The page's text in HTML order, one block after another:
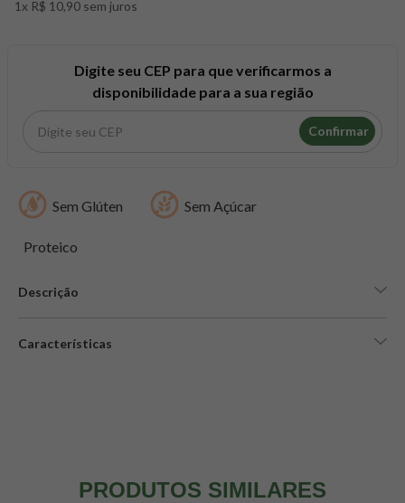
1x R$ 10,90 sem juros
Digite seu CEP para que verificarmos a
disponibilidade para a sua região
Confirmar
Sem Glúten Sem Açúcar
Proteico
Descrição
Características
PRODUTOS SIMILARES
8º maca peruana
creatina mundo verde